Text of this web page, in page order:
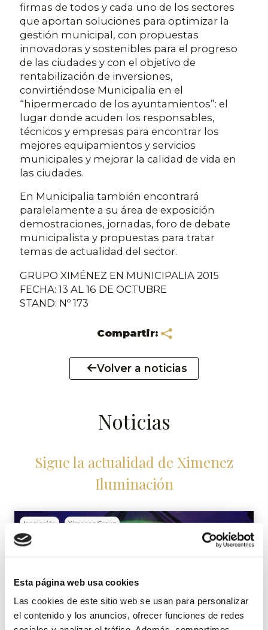
Esta página web usa cookies
Las cookies de este sitio web se usan para personalizar
el contenido y los anuncios, ofrecer funciones de redes
firmas de todos y cada uno de los sectores
que aportan soluciones para optimizar la
gestión municipal, con propuestas
innovadoras y sostenibles para el progreso
de las ciudades y con el objetivo de
rentabilización de inversiones,
convirtiéndose Municipalia en el
“hipermercado de los ayuntamientos”: el
lugar donde acuden los responsables,
técnicos y empresas para encontrar los
mejores equipamientos y servicios
municipales y mejorar la calidad de vida en
las ciudades.
En Municipalia también encontrará
paralelamente a su área de exposición
demostraciones, jornadas, foro de debate
municipalista y propuestas para tratar
temas de actualidad del sector.
GRUPO XIMÉNEZ EN MUNICIPALIA 2015
FECHA: 13 AL 16 DE OCTUBRE
STAND: Nº 173
Compartir:
Volver a noticias
Noticias
Sigue la actualidad de Ximenez
Iluminación
Innovación Ximenez Group